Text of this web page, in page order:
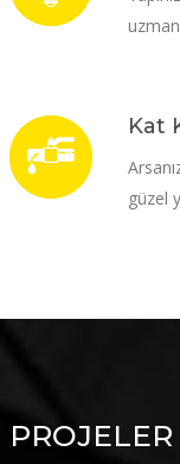
Kat
güzel
PROJELER